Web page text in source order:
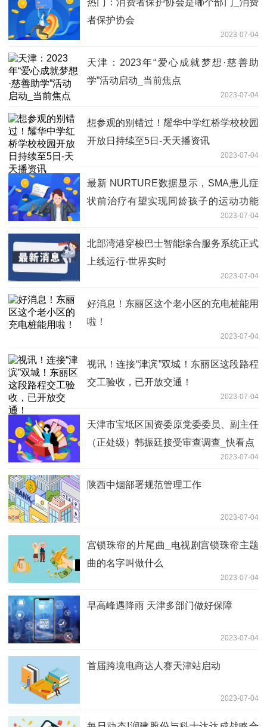
热门：消费者保护协会是哪个部门_消费
者保护协会
2023-07-04
天津：2023年“爱心成就梦想·慈善助
学”活动启动_当前焦点
2023-07-04
想参观的别错过！耀华中学红桥学校校园
开放日持续至5日-天天播资讯
2023-07-04
最新 NURTURE数据显示，SMA患儿症
状前治疗有望实现同龄孩子的运动功能
2023-07-04
北部湾港穿梭巴士智能综合服务系统正式
上线运行-世界实时
2023-07-04
好消息！东丽区这个老小区的充电桩能用
啦！
2023-07-04
视讯！连接“津滨”双城！东丽区这段路程
交工验收，已开放交通！
2023-07-04
天津市宝坻区国资委原党委委员、副主任
（正处级）韩振廷接受审查调查_快看点
2023-07-04
陕西中烟部署规范管理工作
2023-07-04
宫锁珠帘的片尾曲_电视剧宫锁珠帘主题
曲的名字叫做什么
2023-07-04
早高峰遇降雨 天津多部门做好保障
2023-07-04
首届跨境电商达人赛天津站启动
2023-07-04